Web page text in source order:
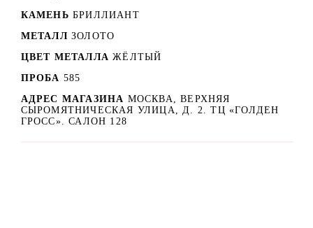
КАМЕНЬ БРИЛЛИАНТ
МЕТАЛЛ ЗОЛОТО
ЦВЕТ МЕТАЛЛА ЖЁЛТЫЙ
ПРОБА 585
АДРЕС МАГАЗИНА МОСКВА, ВЕРХНЯЯ
СЫРОМЯТНИЧЕСКАЯ УЛИЦА, Д. 2. ТЦ «ГОЛДЕН
ГРОСС». САЛОН 128